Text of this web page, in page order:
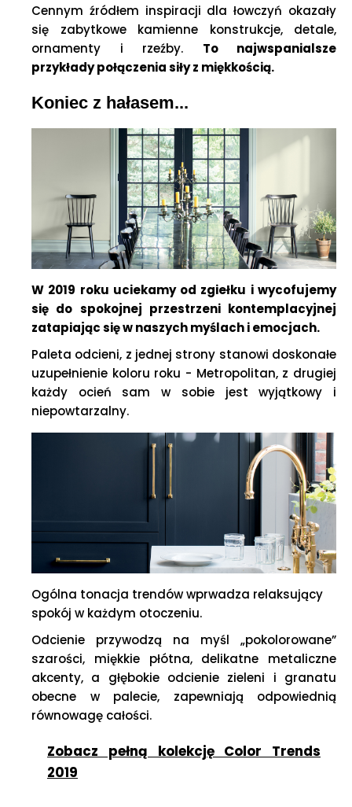
Cennym źródłem inspiracji dla łowczyń okazały
się zabytkowe kamienne konstrukcje, detale,
ornamenty i rzeźby. To najwspanialsze
przykłady połączenia siły z miękkością.
Koniec z hałasem...
W 2019 roku uciekamy od zgiełku i wycofujemy
się do spokojnej przestrzeni kontemplacyjnej
zatapiając się w naszych myślach i emocjach.
Paleta odcieni, z jednej strony stanowi doskonałe
uzupełnienie koloru roku - Metropolitan, z drugiej
każdy ocień sam w sobie jest wyjątkowy i
niepowtarzalny.
Ogólna tonacja trendów wprwadza relaksujący
spokój w każdym otoczeniu.
Odcienie przywodzą na myśl „pokolorowane”
szarości, miękkie płótna, delikatne metaliczne
akcenty, a głębokie odcienie zieleni i granatu
obecne w palecie, zapewniają odpowiednią
równowagę całości.
Zobacz pełną kolekcję Color Trends
2019